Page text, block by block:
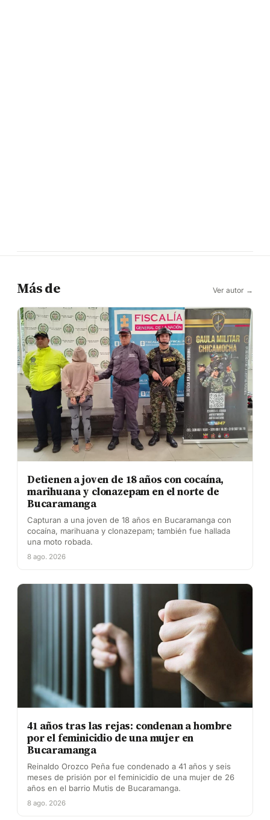
Más de Ver autor →
Detienen a joven de 18 años con cocaína,
marihuana y clonazepam en el norte de
Bucaramanga
Capturan a una joven de 18 años en Bucaramanga con
cocaína, marihuana y clonazepam; también fue hallada
una moto robada.
8 ago. 2026
41 años tras las rejas: condenan a hombre
por el feminicidio de una mujer en
Bucaramanga
Reinaldo Orozco Peña fue condenado a 41 años y seis
meses de prisión por el feminicidio de una mujer de 26
años en el barrio Mutis de Bucaramanga.
8 ago. 2026